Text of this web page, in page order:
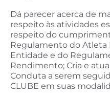
Dá parecer acerca de
respeito às atividades
respeito do
Regulamento do Atleta
Entidade e do
Rendimento; Cria e
Conduta a serem
CLUBE em suas